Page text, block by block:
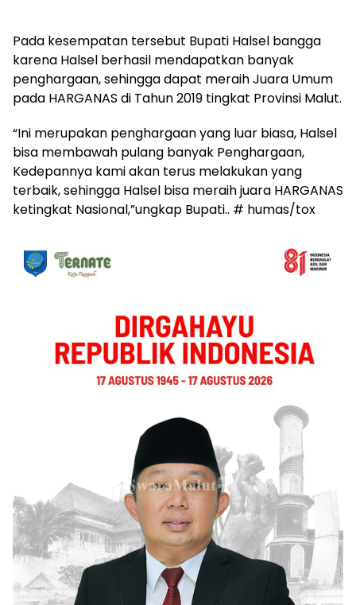
Pada kesempatan tersebut Bupati Halsel bangga
karena Halsel berhasil mendapatkan banyak
penghargaan, sehingga dapat meraih Juara Umum
pada HARGANAS di Tahun 2019 tingkat Provinsi Malut.
“Ini merupakan penghargaan yang luar biasa, Halsel
bisa membawah pulang banyak Penghargaan,
Kedepannya kami akan terus melakukan yang
terbaik, sehingga Halsel bisa meraih juara HARGANAS
ketingkat Nasional,”ungkap Bupati.. # humas/tox